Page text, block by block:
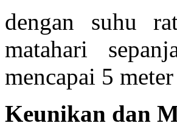
dengan suhu
matahari
mencapai 5
Keunikan dan